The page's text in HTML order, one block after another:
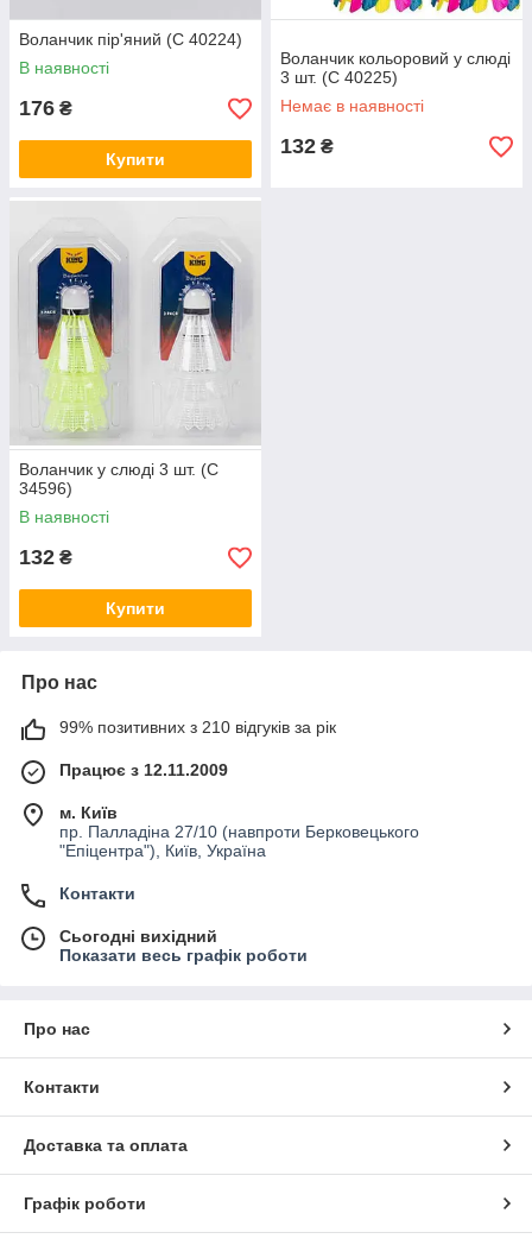
Воланчик пір'яний (C 40224)
В наявності
176 ₴
Купити
Воланчик кольоровий у слюді
3 шт. (C 40225)
Немає в наявності
132 ₴
Воланчик у слюді 3 шт. (C
34596)
В наявності
132 ₴
Купити
Про нас
99% позитивних з 210 відгуків за рік
Працює з 12.11.2009
м. Київ
пр. Палладіна 27/10 (навпроти Берковецького
"Епіцентра"), Київ, Україна
Контакти
Сьогодні вихідний
Показати весь графік роботи
Про нас
Контакти
Доставка та оплата
Графік роботи